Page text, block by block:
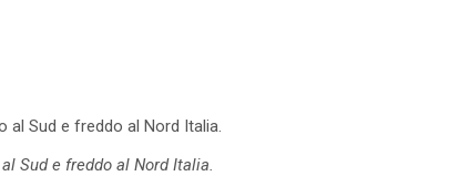
Sud e freddo al Nord Italia.